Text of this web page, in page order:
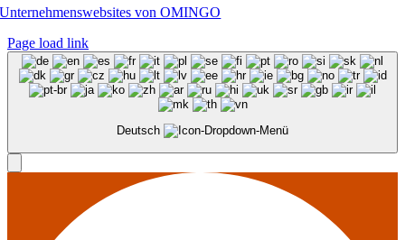
Unternehmenswebsites von OMINGO
Page load link
Deutsch